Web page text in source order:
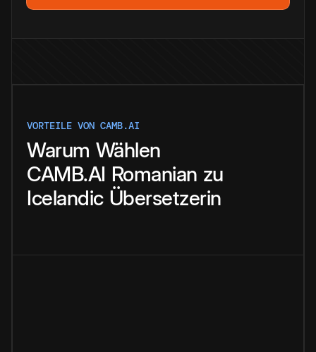
VORTEILE VON CAMB.AI
Warum Wählen
CAMB.AI Romanian zu
Icelandic Übersetzerin